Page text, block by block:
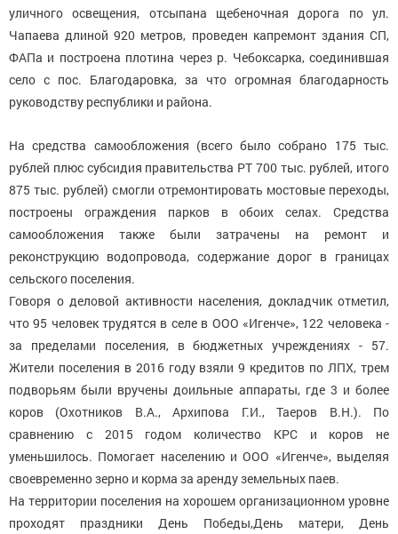
уличного освещения, отсыпана щебеночная дорога по ул.
Чапаева длиной 920 метров, проведен капремонт здания СП,
ФАПа и построена плотина через р. Чебоксарка, соединившая
село с пос. Благодаровка, за что огромная благодарность
руководству республики и района.
На средства самообложения (всего было собрано 175 тыс.
рублей плюс субсидия правительства РТ 700 тыс. рублей, итого
875 тыс. рублей) смогли отремонтировать мостовые переходы,
построены ограждения парков в обоих селах. Средства
самообложения также были затрачены на ремонт и
реконструкцию водопровода, содержание дорог в границах
сельского поселения.
Говоря о деловой активности населения, докладчик отметил,
что 95 человек трудятся в селе в ООО «Игенче», 122 человека -
за пределами поселения, в бюджетных учреждениях - 57.
Жители поселения в 2016 году взяли 9 кредитов по ЛПХ, трем
подворьям были вручены доильные аппараты, где 3 и более
коров (Охотников В.А., Архипова Г.И., Таеров В.Н.). По
сравнению с 2015 годом количество КРС и коров не
уменьшилось. Помогает населению и ООО «Игенче», выделяя
своевременно зерно и корма за аренду земельных паев.
На территории поселения на хорошем организационном уровне
проходят праздники День Победы,День матери, День